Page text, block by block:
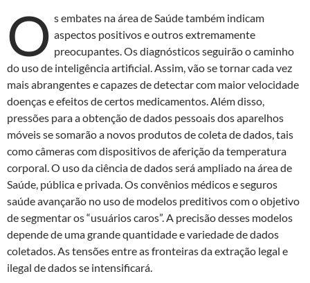
O s embates na área de Saúde também indicam
aspectos positivos e outros extremamente
preocupantes. Os diagnósticos seguirão o caminho
do uso de inteligência artificial. Assim, vão se tornar cada vez
mais abrangentes e capazes de detectar com maior velocidade
doenças e efeitos de certos medicamentos. Além disso,
pressões para a obtenção de dados pessoais dos aparelhos
móveis se somarão a novos produtos de coleta de dados, tais
como câmeras com dispositivos de aferição da temperatura
corporal. O uso da ciência de dados será ampliado na área de
Saúde, pública e privada. Os convênios médicos e seguros
saúde avançarão no uso de modelos preditivos com o objetivo
de segmentar os “usuários caros”. A precisão desses modelos
depende de uma grande quantidade e variedade de dados
coletados. As tensões entre as fronteiras da extração legal e
ilegal de dados se intensificará.